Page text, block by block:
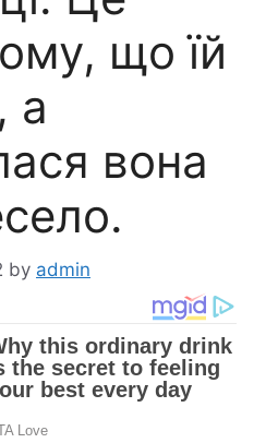
що їй
а
вона
by admin